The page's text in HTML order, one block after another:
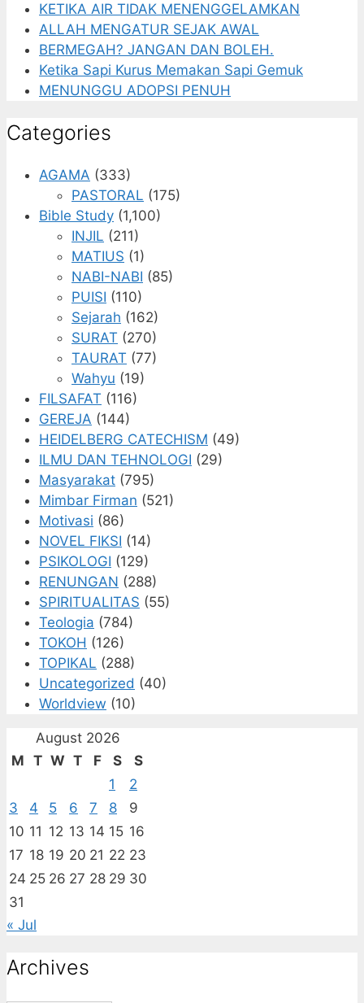
KETIKA AIR TIDAK MENENGGELAMKAN
ALLAH MENGATUR SEJAK AWAL
BERMEGAH? JANGAN DAN BOLEH.
Ketika Sapi Kurus Memakan Sapi Gemuk
MENUNGGU ADOPSI PENUH
Categories
AGAMA (333)
PASTORAL (175)
Bible Study (1,100)
INJIL (211)
MATIUS (1)
NABI-NABI (85)
PUISI (110)
Sejarah (162)
SURAT (270)
TAURAT (77)
Wahyu (19)
FILSAFAT (116)
GEREJA (144)
HEIDELBERG CATECHISM (49)
ILMU DAN TEHNOLOGI (29)
Masyarakat (795)
Mimbar Firman (521)
Motivasi (86)
NOVEL FIKSI (14)
PSIKOLOGI (129)
RENUNGAN (288)
SPIRITUALITAS (55)
Teologia (784)
TOKOH (126)
TOPIKAL (288)
Uncategorized (40)
Worldview (10)
August 2026
M T W T F S
S
1
2
3
4 5 6 7 8
9
10 11 12 13 14 15 16
17 18 19 20 21 22 23
24 25 26 27 28 29 30
31
« Jul
Archives